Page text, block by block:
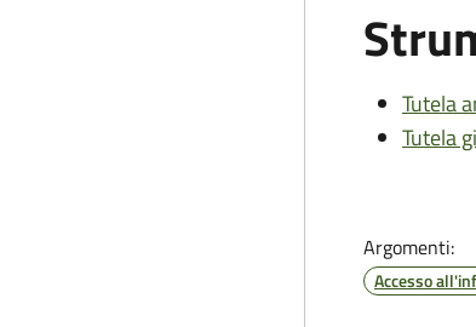
Tutela
Tutela
Argomenti:
Accesso